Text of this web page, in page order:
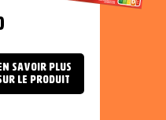
SAVOIR PLUS
LE PRODUIT